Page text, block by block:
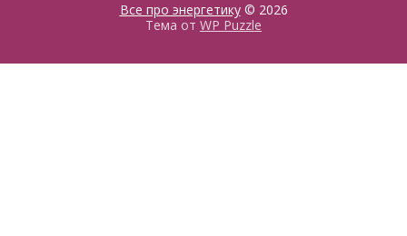
Все про энергетику© 2026
Тема от WP Puzzle